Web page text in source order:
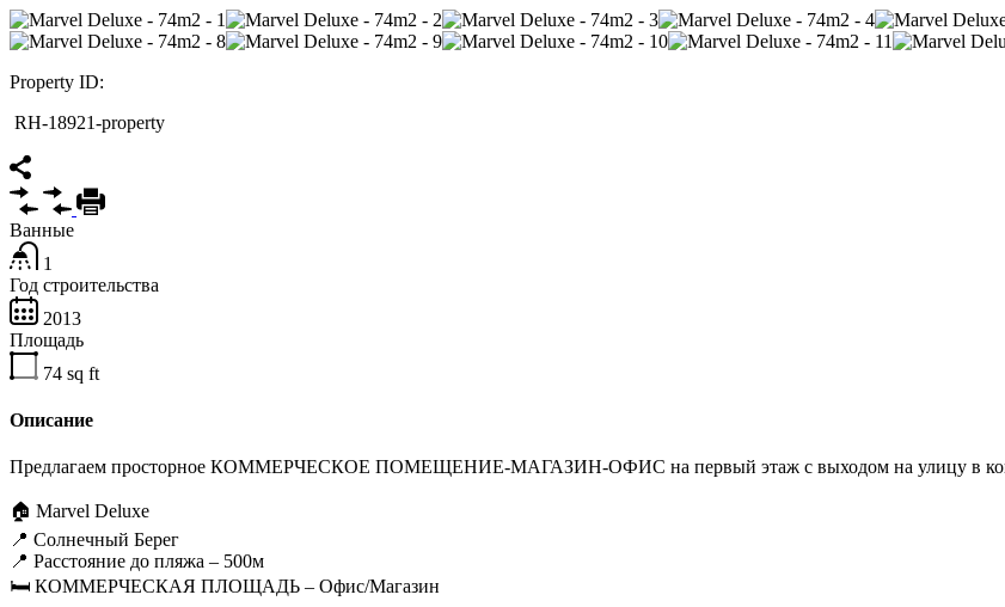
Property ID:
RH-18921-property
Ванные
1
Год строительства
2013
Площадь
74 sq ft
Описание
Предлагаем просторное КОММЕРЧЕСКOE ПОМЕЩЕНИE-МАГАЗИН-ОФИС на первый этаж с выходом на улицу в
🏠 Marvel Deluxe
📍 Солнечный Берег
📍 Расстояние до пляжа – 500м
🛏️ КОММЕРЧЕСКАЯ ПЛОЩАДЬ – Офис/Магазин